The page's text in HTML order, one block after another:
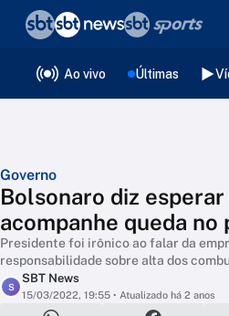
Ao vivo Últimas
Governo
Bolsonaro diz
acompanhe queda
Presidente foi irônico ao falar da
responsabilidade sobre alta dos
S
SBT News
15/03/2022, 19:55 • Atualizado há 2 anos
❮voltar
Editorias